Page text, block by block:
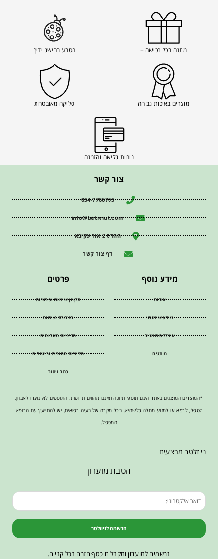
מתנה בכל רכישה + הטבע בהישג ידיך
מוצרים באיכות גבוהה סליקה מאובטחת
נוחות גלישה והזמנה
צור קשר
054-7766705
info@betiviut.com
ההדס 2 אור עקיבא
דף צור קשר
מידע נוסף
אודות
מידע שימושי
אינדקס שמנים
מותגים
פרטים
תקנון שימוש ופרטיות
הצהרת נגישות
מדיניות משלוחים
מדיניות החזרות וביטולים
כתב ויתור
*המוצרים המוצגים באתר הינם תוספי תזונה ואינם מהווים תרופות. התוספים לא נועדו לאבחן,
לטפל, לרפא או למנוע מחלה כלשהיא. בכל מקרה של בעיה רפואית, יש להתייעץ עם הרופא
המטפל.
ניוזלטר מבצעים
הטבת מועדון
הרשמה לניוזלטר
נרשמים למועדון ומקבלים כסף חזרה בכל קנייה.